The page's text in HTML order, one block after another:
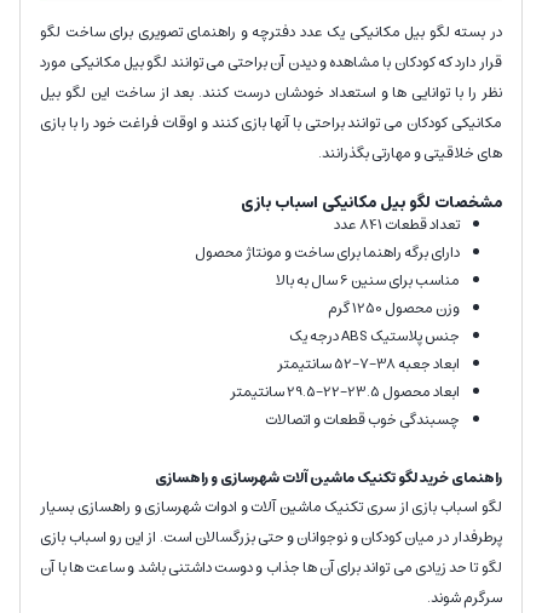
در بسته لگو بیل مکانیکی یک عدد دفترچه و راهنمای تصویری برای ساخت لگو
قرار دارد که کودکان با مشاهده و دیدن آن براحتی می توانند لگو بیل مکانیکی مورد
نظر را با توانایی ها و استعداد خودشان درست کنند. بعد از ساخت این لگو بیل
مکانیکی کودکان می توانند براحتی با آنها بازی کنند و اوقات فراغت خود را با بازی
های خلاقیتی و مهارتی بگذرانند.
مشخصات لگو بیل مکانیکی اسباب بازی
تعداد قطعات 841 عدد
دارای برگه راهنما برای ساخت و مونتاژ محصول
مناسب برای سنین 6 سال به بالا
وزن محصول 1250 گرم
جنس پلاستیک ABS درجه یک
ابعاد جعبه 38-7-52 سانتیمتر
ابعاد محصول 23.5-22-29.5 سانتیمتر
چسبندگی خوب قطعات و اتصالات
راهنمای خرید لگو تکنیک ماشین آلات شهرسازی و راهسازی
لگو اسباب بازی از سری تکنیک ماشین آلات و ادوات شهرسازی و راهسازی بسیار
پرطرفدار در میان کودکان و نوجوانان و حتی بزرگسالان است. از این رو اسباب بازی
لگو تا حد زیادی می تواند برای آن ها جذاب و دوست داشتنی باشد و ساعت ها با آن
سرگرم شوند.